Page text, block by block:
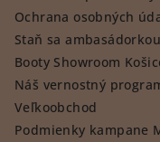
Ochrana osobných
Staň sa
Booty Showroom
Náš vernostný
Veľkoobchod
Podmienky kampane